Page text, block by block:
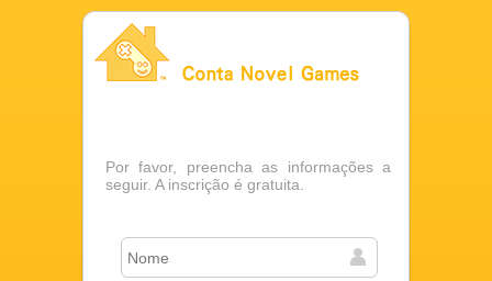
Por favor, preencha as informações a
seguir. A inscrição é gratuita.